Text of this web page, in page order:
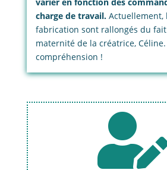
charge de travail.Actuellement,
fabrication sont rallongés du
maternité de la créatrice,
compréhension !